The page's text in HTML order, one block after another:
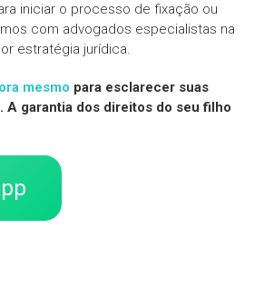
iniciar o processo de fixação ou
com advogados especialistas na
estratégia jurídica.
mesmo para esclarecer suas
garantia dos direitos do seu filho